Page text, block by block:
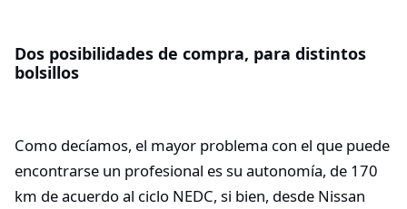
Dos posibilidades de compra, para distintos
bolsillos
Como decíamos, el mayor problema con el que puede
encontrarse un profesional es su autonomía, de 170
km de acuerdo al ciclo NEDC, si bien, desde Nissan